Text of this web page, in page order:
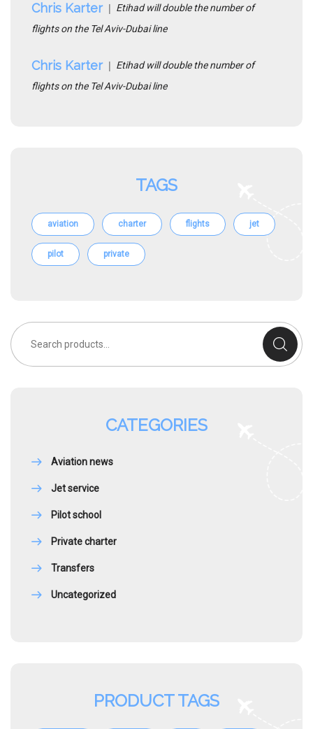
Chris Karter
Etihad will double the number of
flights on the Tel Aviv-Dubai line
Chris Karter
Etihad will double the number of
flights on the Tel Aviv-Dubai line
TAGS
aviation charter flights jet
pilot private
Search
for:
CATEGORIES
Aviation news
Jet service
Pilot school
Private charter
Transfers
Uncategorized
PRODUCT TAGS